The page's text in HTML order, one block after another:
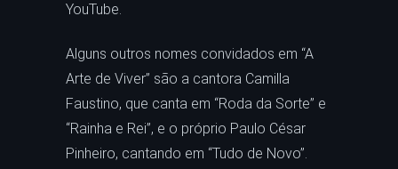
YouTube.
Alguns outros nomes convidados em “A
Arte de Viver” são a cantora Camilla
Faustino, que canta em “Roda da Sorte” e
“Rainha e Rei”, e o próprio Paulo César
Pinheiro, cantando em “Tudo de Novo”.